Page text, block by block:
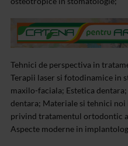
Tehnici de perspectiva in
Terapii laser si fotodinamice in
maxilo-faciala; Estetica
dentara; Materiale si tehnici
privind tratamentul ortodontic
Aspecte moderne in